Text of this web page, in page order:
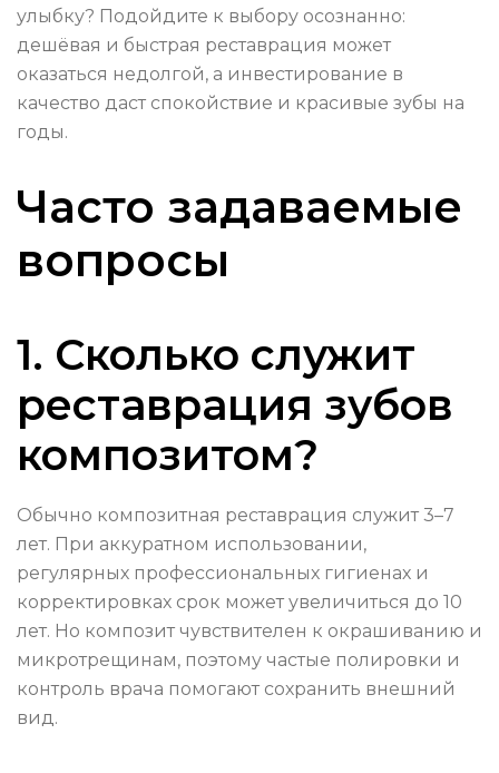
улыбку? Подойдите к выбору осознанно:
дешёвая и быстрая реставрация может
оказаться недолгой, а инвестирование в
качество даст спокойствие и красивые зубы на
годы.
Часто задаваемые
вопросы
1. Сколько служит
реставрация зубов
композитом?
Обычно композитная реставрация служит 3–7
лет. При аккуратном использовании,
регулярных профессиональных гигиенах и
корректировках срок может увеличиться до 10
лет. Но композит чувствителен к окрашиванию и
микротрещинам, поэтому частые полировки и
контроль врача помогают сохранить внешний
вид.